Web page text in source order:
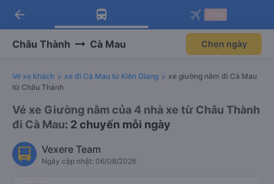
Tải app Vexere ngay!
Nhận ưu đãi thành viên độc
Mở app
Tải app Vexere
-30k/ghế khi đặt vé máy bay qua
Mở app
arrow_back
Châu Thành Cà Mau Chọn ngày
Vé xe khách xe đi Cà Mau từ Kiên Giang
xe giường nằm đi Cà Mau
từ Châu Thành
Vé xe Giường nằm của 4 nhà xe từ Châu Thành
đi Cà Mau: 2 chuyến mỗi ngày
Vexere Team
Ngày cập nhật: 06/08/2026